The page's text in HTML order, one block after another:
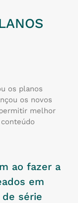
os planos
os novos
melhor
ao fazer a
em
série